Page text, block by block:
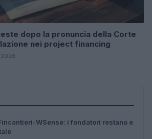
dopo la pronuncia della Corte
nei project financing
2026
WSense: i fondatori restano e